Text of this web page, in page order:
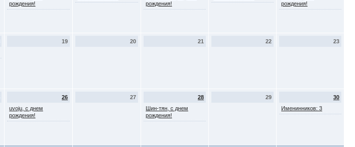
рождения!
рождения!
рождения!
19 20 21 22 23
26
uvoju, с днем
рождения!
27
28
Шин-тян, с днем
рождения!
29
30
Именинников: 3